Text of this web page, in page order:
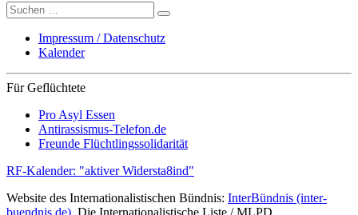
Suche
nach:
Impressum / Datenschutz
Kalender
Für Geflüchtete
Pro Asyl Essen
Antirassismus-Telefon.de
Freunde Flüchtlingssolidarität
RF-Kalender: "aktiver Widersta8ind"
Website des Internationalistischen Bündnis: InterBündnis (inter-